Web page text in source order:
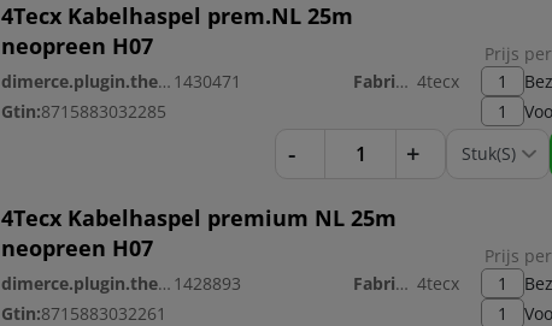
4Tecx Kabelhaspel prem.NL 25m
neopreen H07
Prijs
dimerce.plugin.theme.productnr: 1430471 Fabrikant: 4tecx
Gtin:8715883032285
1
1
- +
4Tecx Kabelhaspel premium NL 25m
neopreen H07
Prijs
dimerce.plugin.theme.productnr: 1428893 Fabrikant: 4tecx
Gtin:8715883032261
1
1